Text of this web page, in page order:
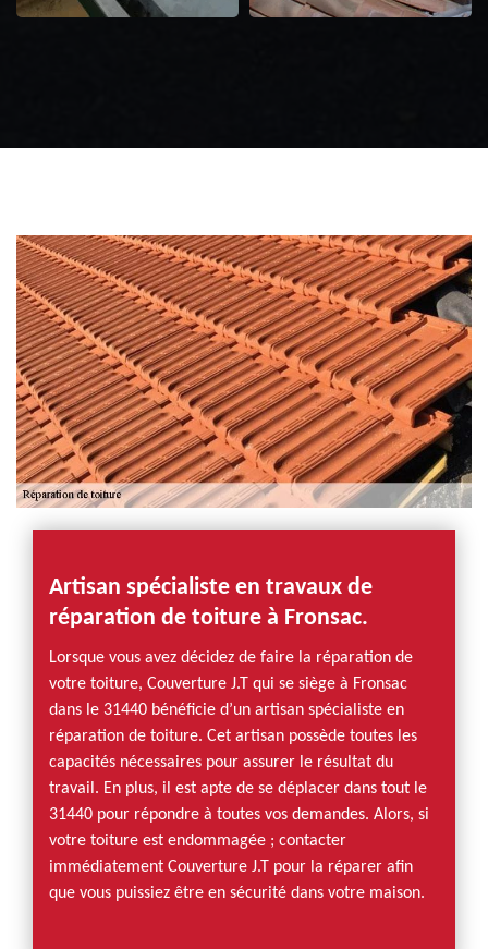
Artisan spécialiste en travaux de
réparation de toiture à Fronsac.
Lorsque vous avez décidez de faire la réparation de
votre toiture, Couverture J.T qui se siège à Fronsac
dans le 31440 bénéficie d’un artisan spécialiste en
réparation de toiture. Cet artisan possède toutes les
capacités nécessaires pour assurer le résultat du
travail. En plus, il est apte de se déplacer dans tout le
31440 pour répondre à toutes vos demandes. Alors, si
votre toiture est endommagée ; contacter
immédiatement Couverture J.T pour la réparer afin
que vous puissiez être en sécurité dans votre maison.